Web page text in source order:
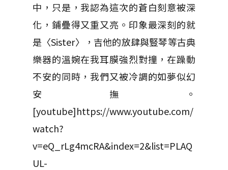
中，只是，我認為這次的蒼白刻意被深
化，鋪疊得又重又亮。印象最深刻的就
是〈Sister〉，吉他的放肆與豎琴等古典
樂器的溫婉在我耳膜強烈對撞，在躁動
不安的同時，我們又被冷調的如夢似幻
安撫。
[youtube]https://www.youtube.com/
watch?
v=eQ_rLg4mcRA&index=2&list=PLAQ
UL-